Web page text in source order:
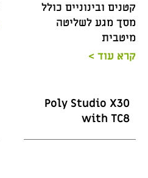
קטנים ובינוניים כולל
מסך מגע לשליטה
מיטבית
קרא עוד >
Poly Studio X30
with TC8